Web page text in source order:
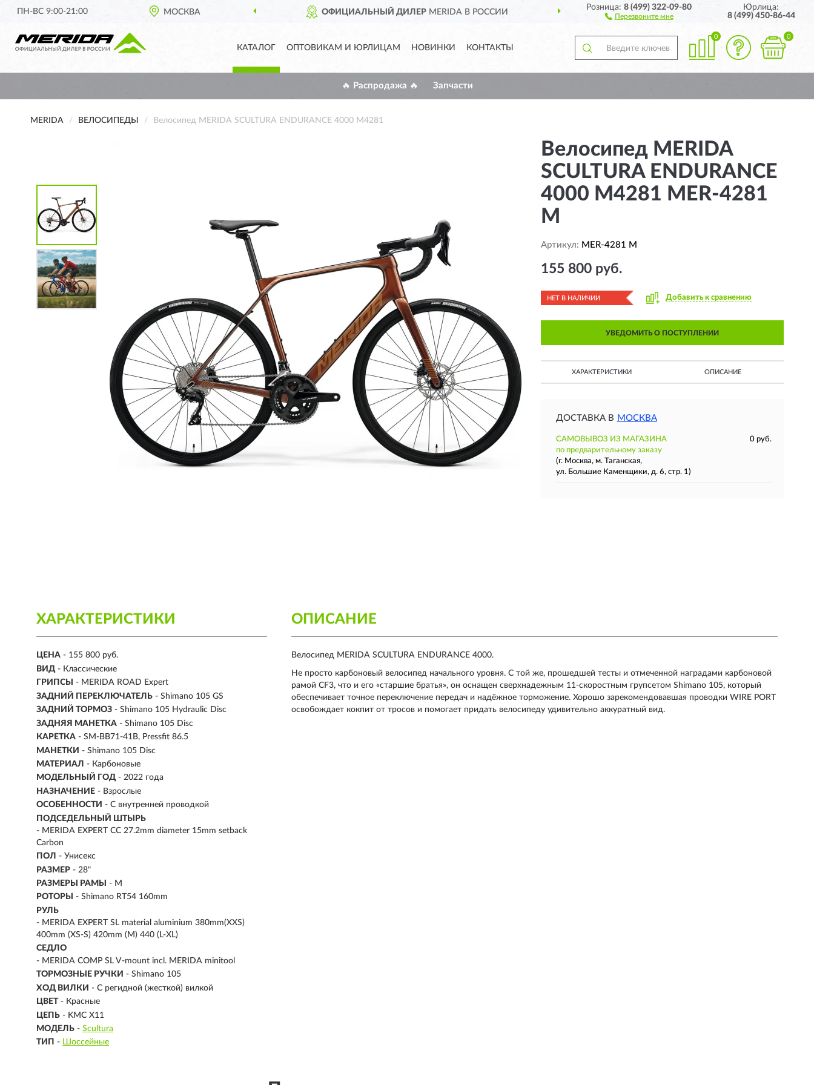
ПН-ВС 9:00-21:00 МОСКВА ОФИЦИАЛЬНЫЙ ДИЛЕРMERIDA В РОССИИ ДОСТАВИМ ПО ВСЕЙ РОССИИ
Розница:8 (499) 322-09-80
Перезвоните мне
Юрлица:
8 (499) 450-86-44
КАТАЛОГ ОПТОВИКАМ И ЮРЛИЦАМ НОВИНКИ КОНТАКТЫ
0 0
🔥 Распродажа 🔥 Запчасти
MERIDA ВЕЛОСИПЕДЫ Велосипед MERIDA SCULTURA ENDURANCE 4000 M4281
Велосипед MERIDA
SCULTURA ENDURANCE
4000 M4281 MER-4281
M
Артикул: MER-4281 M
155 800 руб.
НЕТ В НАЛИЧИИ Добавить к сравнению
УВЕДОМИТЬ О ПОСТУПЛЕНИИ
ХАРАКТЕРИСТИКИ ОПИСАНИЕ
ДОСТАВКА В МОСКВА
САМОВЫВОЗ ИЗ МАГАЗИНА
0 руб.
по предварительному заказу
(г. Москва, м. Таганская,
ул. Большие Каменщики, д. 6, стр. 1)
ХАРАКТЕРИСТИКИ
ЦЕНА - 155 800 руб.
ВИД - Классические
ГРИПСЫ
- MERIDA ROAD Expert
ЗАДНИЙ ПЕРЕКЛЮЧАТЕЛЬ - Shimano 105 GS
ЗАДНИЙ ТОРМОЗ - Shimano 105 Hydraulic Disc
ЗАДНЯЯ МАНЕТКА - Shimano 105 Disc
КАРЕТКА - SM-BB71-41B, Pressfit 86.5
МАНЕТКИ - Shimano 105 Disc
МАТЕРИАЛ - Карбоновые
МОДЕЛЬНЫЙ ГОД - 2022 года
НАЗНАЧЕНИЕ - Взрослые
ОСОБЕННОСТИ - С внутренней проводкой
ПОДСЕДЕЛЬНЫЙ ШТЫРЬ
- MERIDA EXPERT CC 27.2mm diameter 15mm setback
Carbon
ПОЛ - Унисекс
РАЗМЕР - 28"
РАЗМЕРЫ РАМЫ
- M
РОТОРЫ
- Shimano RT54 160mm
РУЛЬ
- MERIDA EXPERT SL material aluminium 380mm(XXS)
400mm (XS-S) 420mm (M) 440 (L-XL)
СЕДЛО
- MERIDA COMP SL V-mount incl. MERIDA minitool
ТОРМОЗНЫЕ РУЧКИ - Shimano 105
ХОД ВИЛКИ - С регидной (жесткой) вилкой
ЦВЕТ - Красные
ЦЕПЬ - KMC X11
МОДЕЛЬ - Scultura
ТИП - Шоссейные
ОПИСАНИЕ
Велосипед MERIDA SCULTURA ENDURANCE 4000.
Не просто карбоновый велосипед начального уровня. С той же, прошедшей тесты и отмеченной наградами карбоновой
рамой CF3, что и его «старшие братья», он оснащен сверхнадежным 11-скоростным групсетом Shimano 105, который
обеспечивает точное переключение передач и надёжное торможение. Хорошо зарекомендовавшая проводки WIRE PORT
освобождает кокпит от тросов и помогает придать велосипеду удивительно аккуратный вид.